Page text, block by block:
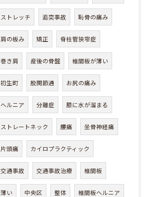
ストレッチ 追突事故 恥骨の痛み
肩の板み 矯正 脊柱管狭窄症
巻き肩 産後の骨盤 椎間板が薄い
初生町 股関節通 お尻の痛み
ヘルニア 分離症 膝に水が溜まる
ストレートネック 腰痛 坐骨神経痛
片頭痛 カイロプラクティック
交通事故 交通事故治療 椎間板
薄い 中央区 整体 椎間板ヘルニア